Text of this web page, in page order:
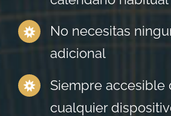
No necesitas
adicional
Siempre accesible
cualquier